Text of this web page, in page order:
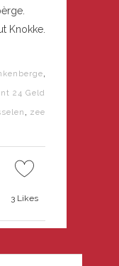
Knokke.
24 Geld
zee
3 Likes